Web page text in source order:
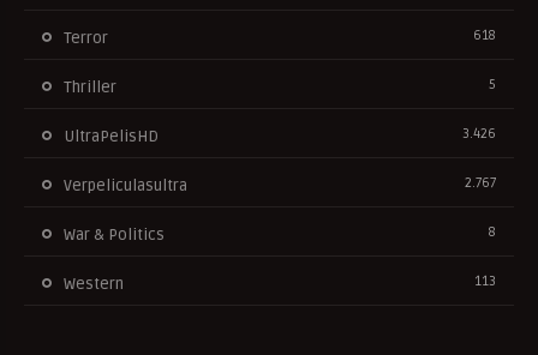
Terror 618
Thriller 5
UltraPelisHD 3.426
Verpeliculasultra 2.767
War & Politics 8
Western 113